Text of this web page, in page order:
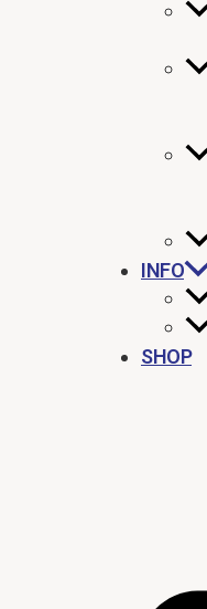
INFO
SHOP